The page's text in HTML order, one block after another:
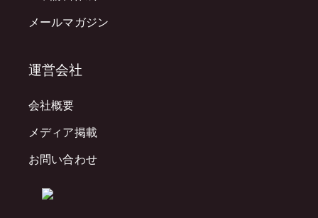
メールマガジン
運営会社
会社概要
メディア掲載
お問い合わせ